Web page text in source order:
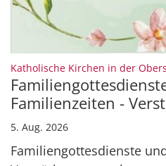
Katholische Kirchen in der
Familienzeiten -
5. Aug. 2026
Familiengottesdienste